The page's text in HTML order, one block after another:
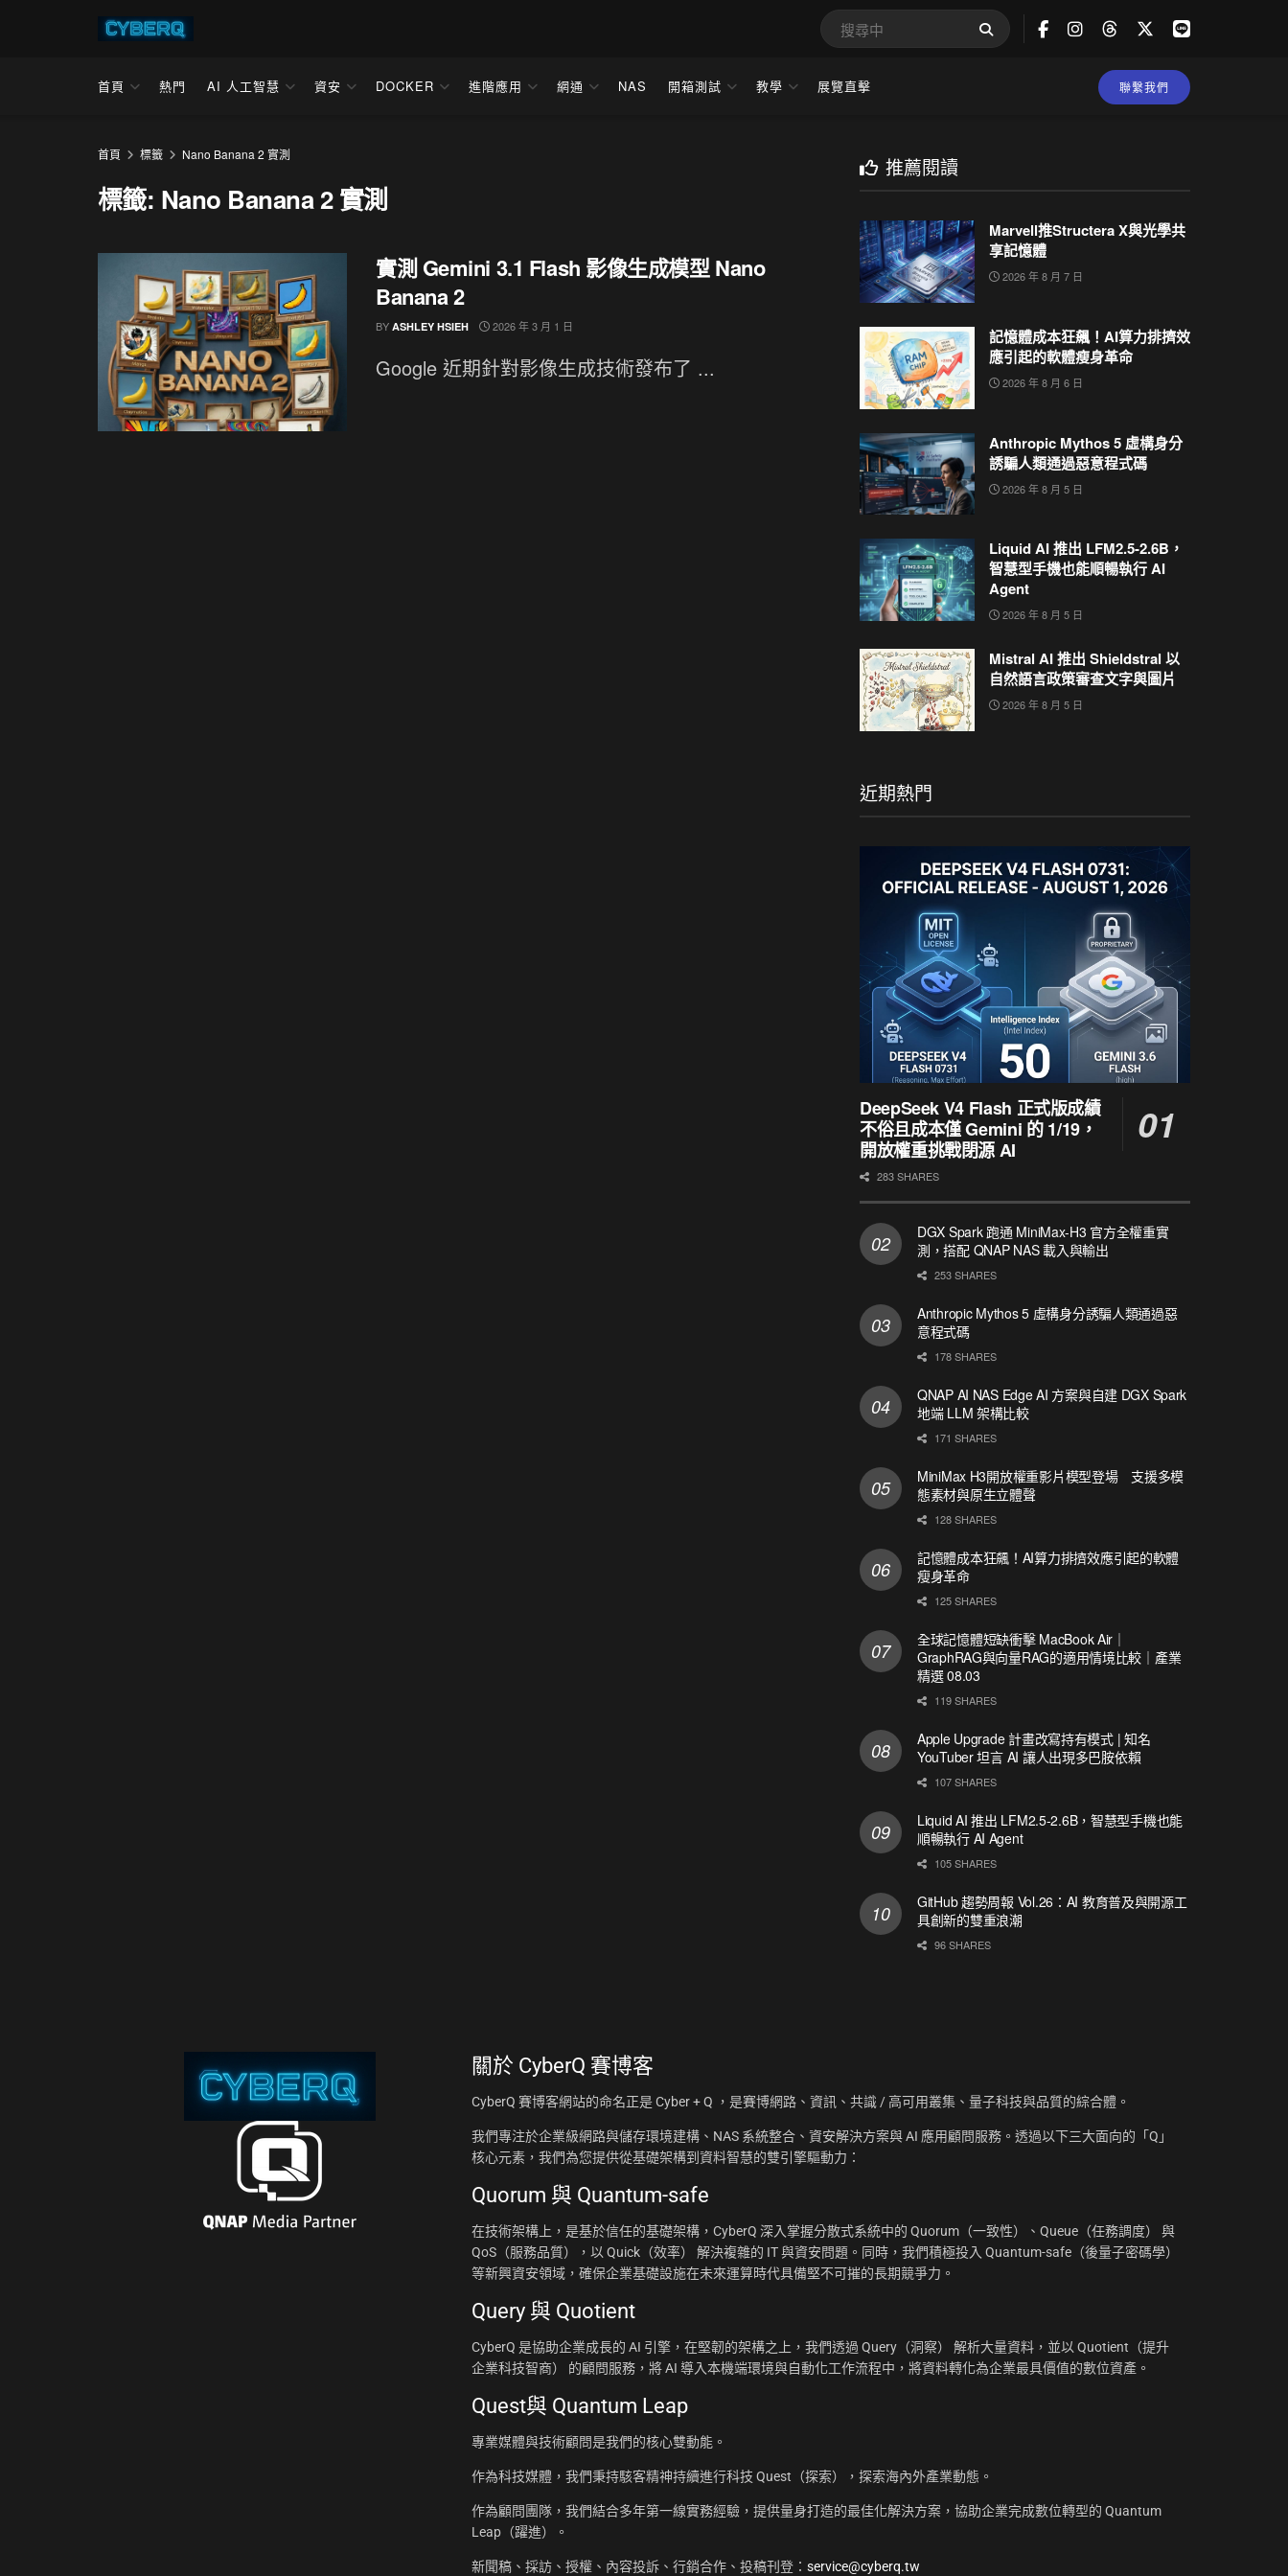
首頁 熱門 AI 人工智慧 資安 DOCKER 進階應用 網通 NAS 開箱測試 教學 展覽直擊 聯繫我們
首頁 標籤 Nano Banana 2 實測
標籤: Nano Banana 2 實測
實測 Gemini 3.1 Flash 影像生成模型 Nano
Banana 2
BY ASHLEY HSIEH 2026 年 3 月 1 日
Google 近期針對影像生成技術發布了 ...
推薦閱讀
Marvell推Structera X與光學共
享記憶體
2026 年 8 月 7 日
記憶體成本狂飆！AI算力排擠效
應引起的軟體瘦身革命
2026 年 8 月 6 日
Anthropic Mythos 5 虛構身分
誘騙人類通過惡意程式碼
2026 年 8 月 5 日
Liquid AI 推出 LFM2.5-2.6B，
智慧型手機也能順暢執行 AI
Agent
2026 年 8 月 5 日
Mistral AI 推出 Shieldstral 以
自然語言政策審查文字與圖片
2026 年 8 月 5 日
近期熱門
DeepSeek V4 Flash 正式版成績
不俗且成本僅 Gemini 的 1/19，
開放權重挑戰閉源 AI
283 SHARES
DGX Spark 跑通 MiniMax-H3 官方全權重實
測，搭配 QNAP NAS 載入與輸出
253 SHARES
Anthropic Mythos 5 虛構身分誘騙人類通過惡
意程式碼
178 SHARES
QNAP AI NAS Edge AI 方案與自建 DGX Spark
地端 LLM 架構比較
171 SHARES
MiniMax H3開放權重影片模型登場 支援多模
態素材與原生立體聲
128 SHARES
記憶體成本狂飆！AI算力排擠效應引起的軟體
瘦身革命
125 SHARES
全球記憶體短缺衝擊 MacBook Air｜
GraphRAG與向量RAG的適用情境比較｜產業
精選 08.03
119 SHARES
Apple Upgrade 計畫改寫持有模式 | 知名
YouTuber 坦言 AI 讓人出現多巴胺依賴
107 SHARES
Liquid AI 推出 LFM2.5-2.6B，智慧型手機也能
順暢執行 AI Agent
105 SHARES
GitHub 趨勢周報 Vol.26：AI 教育普及與開源工
具創新的雙重浪潮
96 SHARES
關於 CyberQ 賽博客
CyberQ 賽博客網站的命名正是 Cyber + Q ，是賽博網路、資訊、共識 / 高可用叢集、量子科技與品質的綜合體。
我們專注於企業級網路與儲存環境建構、NAS 系統整合、資安解決方案與 AI 應用顧問服務。透過以下三大面向的「Q」
核心元素，我們為您提供從基礎架構到資料智慧的雙引擎驅動力：
Quorum 與 Quantum-safe
在技術架構上，是基於信任的基礎架構，CyberQ 深入掌握分散式系統中的 Quorum（一致性）、Queue（任務調度） 與
QoS（服務品質），以 Quick（效率） 解決複雜的 IT 與資安問題。同時，我們積極投入 Quantum-safe（後量子密碼學）
等新興資安領域，確保企業基礎設施在未來運算時代具備堅不可摧的長期競爭力。
Query 與 Quotient
CyberQ 是協助企業成長的 AI 引擎，在堅韌的架構之上，我們透過 Query（洞察） 解析大量資料，並以 Quotient（提升
企業科技智商） 的顧問服務，將 AI 導入本機端環境與自動化工作流程中，將資料轉化為企業最具價值的數位資產。
Quest與 Quantum Leap
專業媒體與技術顧問是我們的核心雙動能。
作為科技媒體，我們秉持駭客精神持續進行科技 Quest（探索），探索海內外產業動態。
作為顧問團隊，我們結合多年第一線實務經驗，提供量身打造的最佳化解決方案，協助企業完成數位轉型的 Quantum
Leap（躍進）。
新聞稿、採訪、授權、內容投訴、行銷合作、投稿刊登： service@cyberq.tw